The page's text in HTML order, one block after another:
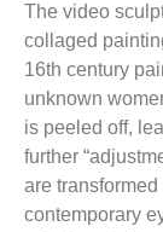
The video
collaged
16th century
unknown
is peeled off,
further
are
contemporary